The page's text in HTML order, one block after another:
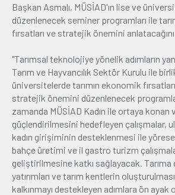
Başkan Asmalı, MÜSİAD'ın lise ve
düzenlenecek seminer programları ile
fırsatları ve stratejik önemini
"Tarımsal teknolojiye yönelik adımların
Tarım ve Hayvancılık Sektör Kurulu ile
üniversitelerde tarımın ekonomik
stratejik önemini düzenlenecek
zamanda MÜSİAD Kadın ile ortaya konan
güçlendirilmesini hedefleyen çalışmalar,
kadın girişiminin desteklenmesi ile
bahçe üretimi ve il gastro turizm
geliştirilmesine katkı sağlayacak. Tarıma
yatırımları ve tarım kentlerin
kalkınmayı destekleyen adımlara ön